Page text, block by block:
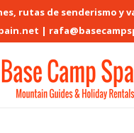
rutas de senderismo y
|